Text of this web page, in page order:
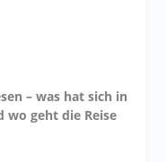
– was hat sich in
wo geht die Reise